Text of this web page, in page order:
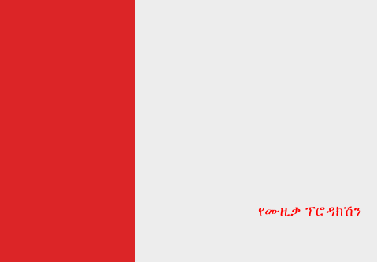
የሙዚቃ ፕሮዳክሽን